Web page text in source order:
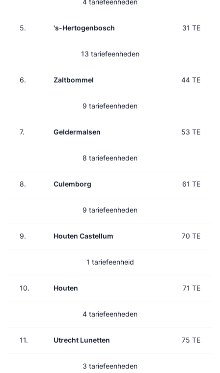
4 tariefeenheden
5. 's-Hertogenbosch 31 TE
13 tariefeenheden
6. Zaltbommel 44 TE
9 tariefeenheden
7. Geldermalsen 53 TE
8 tariefeenheden
8. Culemborg 61 TE
9 tariefeenheden
9. Houten Castellum 70 TE
1 tariefeenheid
10. Houten 71 TE
4 tariefeenheden
11. Utrecht Lunetten 75 TE
3 tariefeenheden